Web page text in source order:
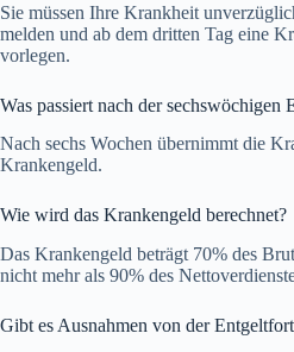
Sie müssen Ihre Krankheit
melden und ab dem dritten Tag eine
vorlegen.
Was passiert nach der sechswöchigen
Nach sechs Wochen übernimmt die
Krankengeld.
Wie wird das Krankengeld berechnet?
Das Krankengeld beträgt 70% des
nicht mehr als 90% des
Gibt es Ausnahmen von der